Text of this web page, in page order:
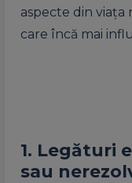
aspecte din viața
care încă mai
1. Legături
sau